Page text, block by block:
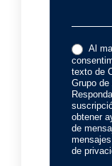
Al
texto de
Grupo de
obtener
de
de